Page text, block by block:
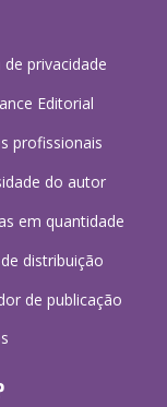
de privacidade
Editorial
profissionais
do autor
em quantidade
distribuição
de publicação